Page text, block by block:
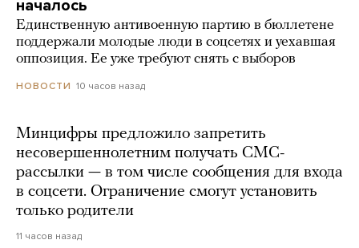
началось
Единственную антивоенную партию в бюллетене
поддержали молодые люди в соцсетях и уехавшая
оппозиция. Ее уже требуют снять с выборов
НОВОСТИ 10 часов назад
Минцифры предложило запретить
несовершеннолетним получать СМС-
рассылки — в том числе сообщения для входа
в соцсети. Ограничение смогут установить
только родители
11 часов назад